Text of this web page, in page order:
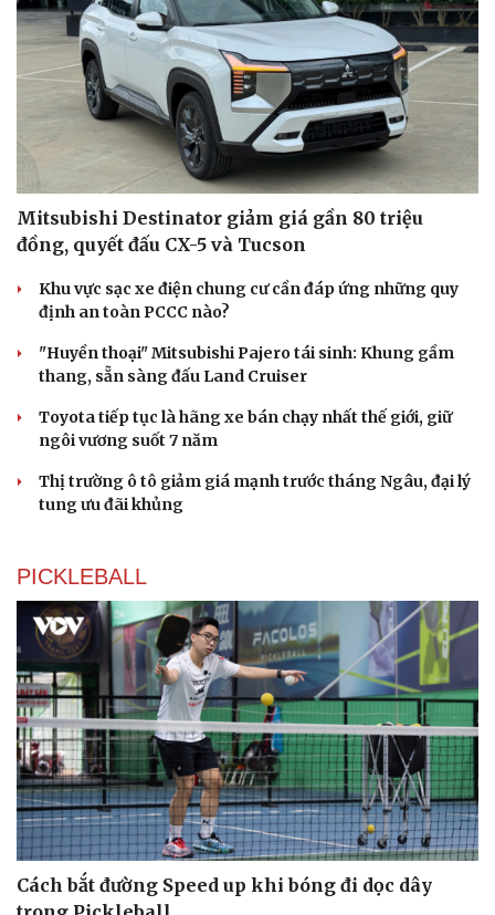
Du lịch
Tư vấn
Săn Tour
check-in
Podcast
Câu chuyện thời sự
Đọc truyện đêm khuya
Mitsubishi Destinator giảm giá gần 80 triệu
đồng, quyết đấu CX-5 và Tucson
Khu vực sạc xe điện chung cư cần đáp ứng những quy
định an toàn PCCC nào?
"Huyền thoại" Mitsubishi Pajero tái sinh: Khung gầm
thang, sẵn sàng đấu Land Cruiser
Toyota tiếp tục là hãng xe bán chạy nhất thế giới, giữ
ngôi vương suốt 7 năm
Thị trường ô tô giảm giá mạnh trước tháng Ngâu, đại lý
tung ưu đãi khủng
PICKLEBALL
Cách bắt đường Speed up khi bóng đi dọc dây